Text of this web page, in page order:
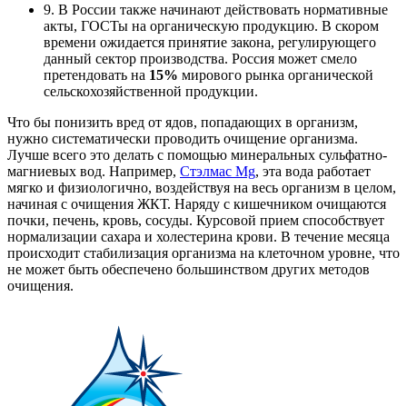
9. В России также начинают действовать нормативные
акты, ГОСТы на органическую продукцию. В скором
времени ожидается принятие закона, регулирующего
данный сектор производства. Россия может смело
претендовать на 15% мирового рынка органической
сельскохозяйственной продукции.
Что бы понизить вред от ядов, попадающих в организм,
нужно систематически проводить очищение организма.
Лучше всего это делать с помощью минеральных сульфатно-
магниевых вод. Например, Стэлмас Mg, эта вода работает
мягко и физиологично, воздействуя на весь организм в целом,
начиная с очищения ЖКТ. Наряду с кишечником очищаются
почки, печень, кровь, сосуды. Курсовой прием способствует
нормализации сахара и холестерина крови. В течение месяца
происходит стабилизация организма на клеточном уровне, что
не может быть обеспечено большинством других методов
очищения.